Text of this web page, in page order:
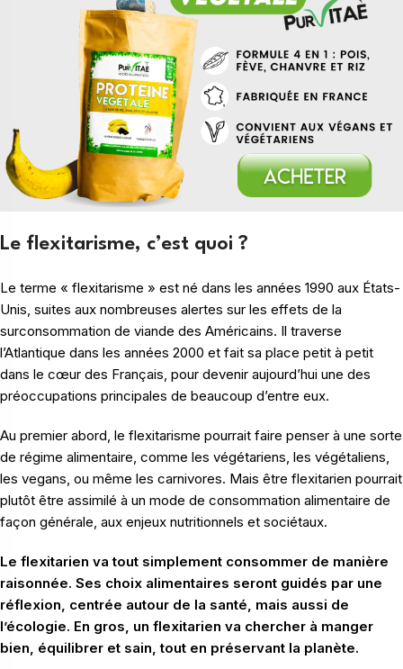
Le flexitarisme, c’est quoi ?
Le terme « flexitarisme » est né dans les années 1990 aux États-
Unis, suites aux nombreuses alertes sur les effets de la
surconsommation de viande des Américains. Il traverse
l’Atlantique dans les années 2000 et fait sa place petit à petit
dans le cœur des Français, pour devenir aujourd’hui une des
préoccupations principales de beaucoup d’entre eux.
Au premier abord, le flexitarisme pourrait faire penser à une sorte
de régime alimentaire, comme les végétariens, les végétaliens,
les vegans, ou même les carnivores. Mais être flexitarien pourrait
plutôt être assimilé à un mode de consommation alimentaire de
façon générale, aux enjeux nutritionnels et sociétaux.
Le flexitarien va tout simplement consommer de manière
raisonnée. Ses choix alimentaires seront guidés par une
réflexion, centrée autour de la santé, mais aussi de
l’écologie. En gros, un flexitarien va chercher à manger
bien, équilibrer et sain, tout en préservant la planète.